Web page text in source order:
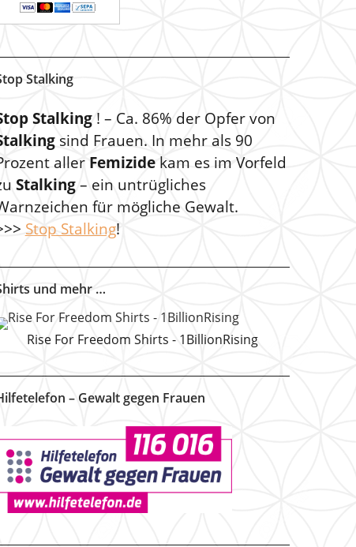
Stalking
Stalking! – Ca. 86% der Opfer von
sind Frauen. In mehr als 90
aller Femizidekam es im Vorfeld
Stalking– ein untrügliches
für mögliche Gewalt.
Stop Stalking!
und mehr …
Rise For Freedom Shirts - 1BillionRising
– Gewalt gegen Frauen